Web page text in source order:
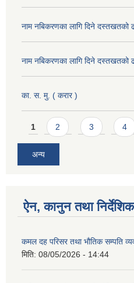
नाम नबिकरणका लागि दिने दस्तखतको
नाम नबिकरणका लागि दिने दस्तखतको
का. स. मु. ( करार )
Pages
1 2 3 4
अन्य
ऐन, कानुन तथा
कमल दह परिसर तथा भौतिक सम्पति
मिति: 08/05/2026 - 14:44